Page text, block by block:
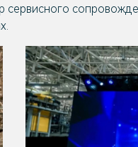
сервисного